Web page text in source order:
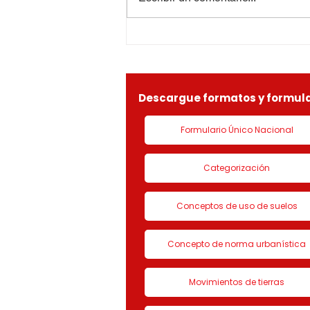
1-25-0369OF- 311
normas concordantes, hace
saber que según ra
Descargue formatos y
Formulario Único Nacional
Categorización
Conceptos de uso de suelos
Concepto de norma urbanística
Movimientos de tierras